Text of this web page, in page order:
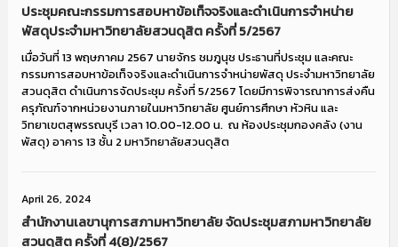
ประชุมคณะกรรมการสอบหาข้อเท็จจริงและดำเนินการจำหน่าย
พัสดุประจำมหาวิทยาลัยสวนดุสิต ครั้งที่ 5/2567
เมื่อวันที่ 13 พฤษภาคม 2567 นายจักร ชมภูนุช ประธานที่ประชุม และคณะ
กรรมการสอบหาข้อเท็จจริงและดำเนินการจำหน่ายพัสดุ ประจำมหาวิทยาลัย
สวนดุสิต ดำเนินการจัดประชุม ครั้งที่ 5/2567 โดยมีการพิจารณาการส่งคืน
ครุภัณฑ์จากหน่วยงานภายในมหาวิทยาลัย ศูนย์การศึกษา หัวหิน และ
วิทยาเขตสุพรรณบุรี เวลา 10.00-12.00 น. ณ ห้องประชุมกองคลัง (งาน
พัสดุ) อาคาร 13 ชั้น 2 มหาวิทยาลัยสวนดุสิต
April 26, 2024
สำนักงานเลขานุการสภามหาวิทยาลัย จัดประชุมสภามหาวิทยาลัย
สวนดุสิต ครั้งที่ 4(8)/2567